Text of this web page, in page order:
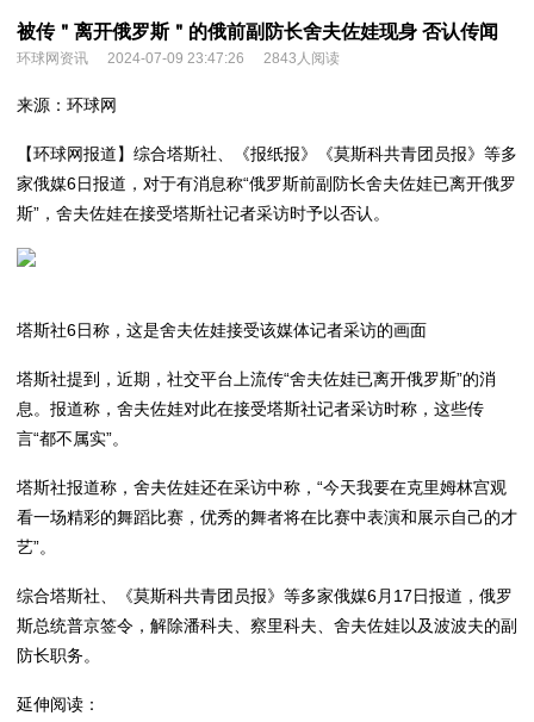
被传＂离开俄罗斯＂的俄前副防长舍夫佐娃现身 否认传闻
环球网资讯 2024-07-09 23:47:26 2843人阅读
来源：环球网
【环球网报道】综合塔斯社、《报纸报》《莫斯科共青团员报》等多
家俄媒6日报道，对于有消息称“俄罗斯前副防长舍夫佐娃已离开俄罗
斯”，舍夫佐娃在接受塔斯社记者采访时予以否认。
塔斯社6日称，这是舍夫佐娃接受该媒体记者采访的画面
塔斯社提到，近期，社交平台上流传“舍夫佐娃已离开俄罗斯”的消
息。报道称，舍夫佐娃对此在接受塔斯社记者采访时称，这些传
言“都不属实”。
塔斯社报道称，舍夫佐娃还在采访中称，“今天我要在克里姆林宫观
看一场精彩的舞蹈比赛，优秀的舞者将在比赛中表演和展示自己的才
艺”。
综合塔斯社、《莫斯科共青团员报》等多家俄媒6月17日报道，俄罗
斯总统普京签令，解除潘科夫、察里科夫、舍夫佐娃以及波波夫的副
防长职务。
延伸阅读：